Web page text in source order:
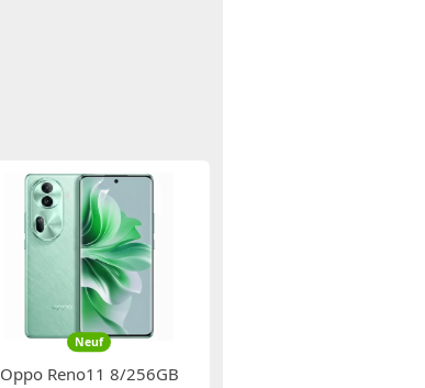
Neuf
Oppo Reno11 8/256GB